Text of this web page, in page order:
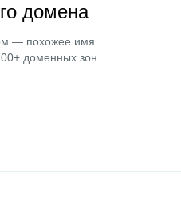
домена
— похожее имя
доменных зон.